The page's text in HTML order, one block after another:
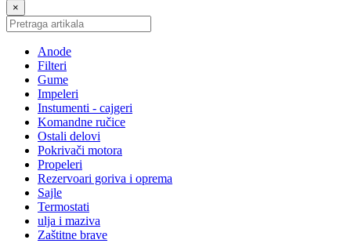
×
Pretraga
artikala
Anode
Filteri
Gume
Impeleri
Instumenti - cajgeri
Komandne ručice
Ostali delovi
Pokrivači motora
Propeleri
Rezervoari goriva i oprema
Sajle
Termostati
ulja i maziva
Zaštitne brave